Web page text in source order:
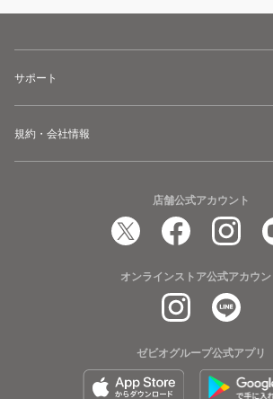
サポート
規約・会社情報
店舗公式アカウント
オンラインストア公式アカウン
ゼビオグループ公式アプリ